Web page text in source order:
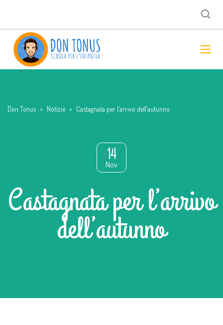
Don Tonus > Notizie > Castagnata per l’arrivo dell’autunno
14
Nov
Castagnata per l’arrivo
dell’autunno